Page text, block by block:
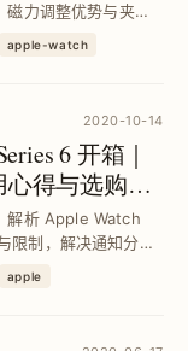
力调整优势与夹毛
款式，提升穿戴舒适
apple-watch
2020-10-14
6 开箱｜
得与选购全
解析 Apple Watch
限制，解决通知分心
建议与保护配件推
apple